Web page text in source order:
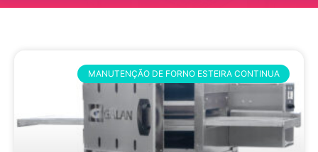
MANUTENÇÃO DE FORNO ESTEIRA CONTINUA